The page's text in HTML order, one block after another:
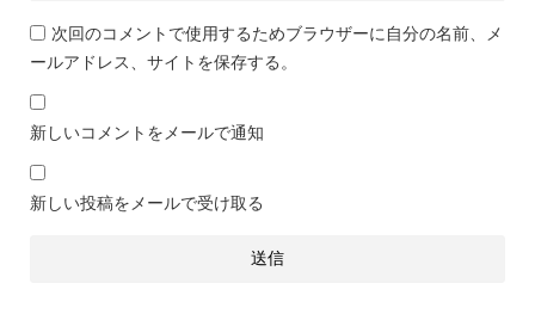
次回のコメントで使用するためブラウザーに自分の名前、メ
ールアドレス、サイトを保存する。
新しいコメントをメールで通知
新しい投稿をメールで受け取る